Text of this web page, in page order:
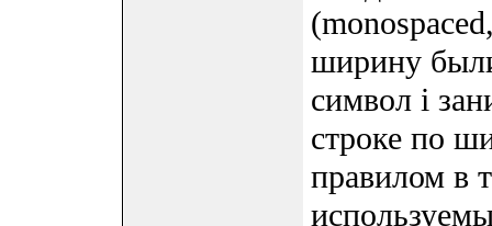
ширину
символ i
строке по
правилом в